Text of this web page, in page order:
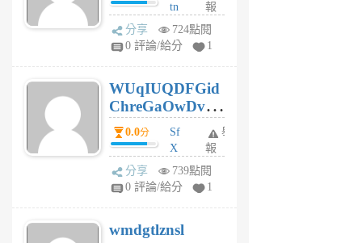
tn
jt
gl
個
月
前
報
分享
724點閱
0 評論/給分
1
WUqIUQDFGid
ChreGaOwDv
dY0.0分
Sf
X
Pe
Jc
R
舉
報
分享
739點閱
0 評論/給分
1
wmdgtlznsl